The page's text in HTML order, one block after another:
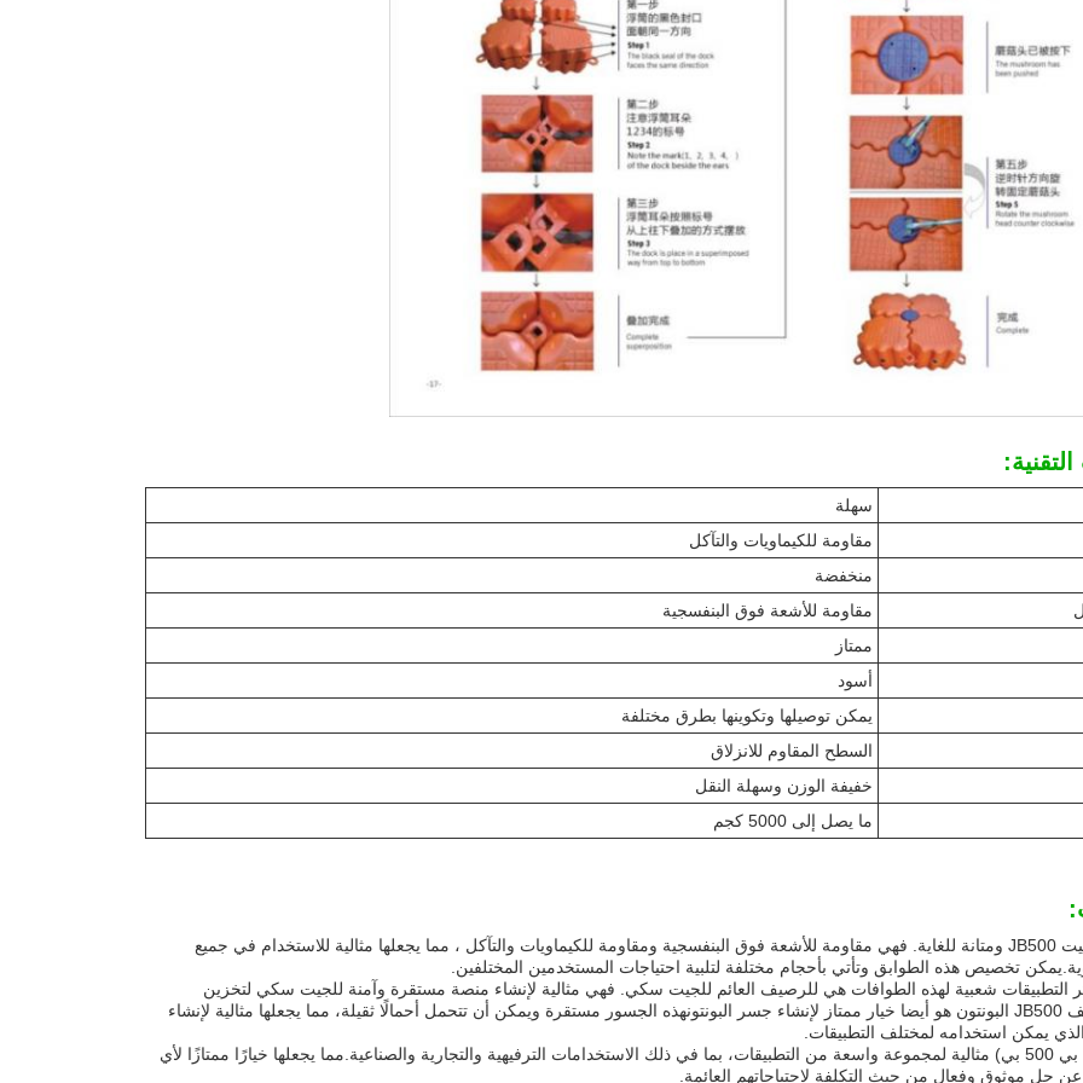
سهلة
مقاومة للكيماويات والتآكل
منخفضة
مقاومة للأشعة فوق البنفسجية
ممتاز
أسود
يمكن توصيلها وتكوينها بطرق مختلفة
السطح المقاوم للانزلاق
خفيفة الوزن وسهلة النقل
ما يصل إلى 5000 كجم
من السهل تثبيت JB500 ومتانة للغاية. فهي مقاومة للأشعة فوق البنفسجية ومقاومة للكيماويات والتآكل ، مما يجعلها مثالية للاستخدام في جميع
تخصيص هذه الطوابق وتأتي بأحجام مختلفة لتلبية احتياجات المستخدمين المختلفين.
التطبيقات شعبية لهذه الطوافات هي للرصيف العائم للجيت سكي. فهي مثالية لإنشاء منصة مستقرة وآمنة للجيت سكي لتخزين
وإطلاقها.رصيف JB500 البونتون هو أيضا خيار ممتاز لإنشاء جسر البونتونهذه الجسور مستقرة ويمكن أن تتحمل أحمالًا ثقيلة، مما يجعلها مثالية لإنشاء
يمكن استخدامه لمختلف التطبيقات.
طواحين (جي بي 500 بي) مثالية لمجموعة واسعة من التطبيقات، بما في ذلك الاستخدامات الترفيهية والتجارية والصناعية.مما يجعلها خيارًا ممتازًا لأي
موثوق وفعال من حيث التكلفة لاحتياجاتهم العائمة.